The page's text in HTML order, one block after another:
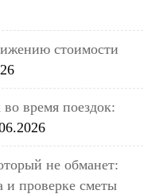
стоимости
время поездок:
не обманет:
и проверке сметы